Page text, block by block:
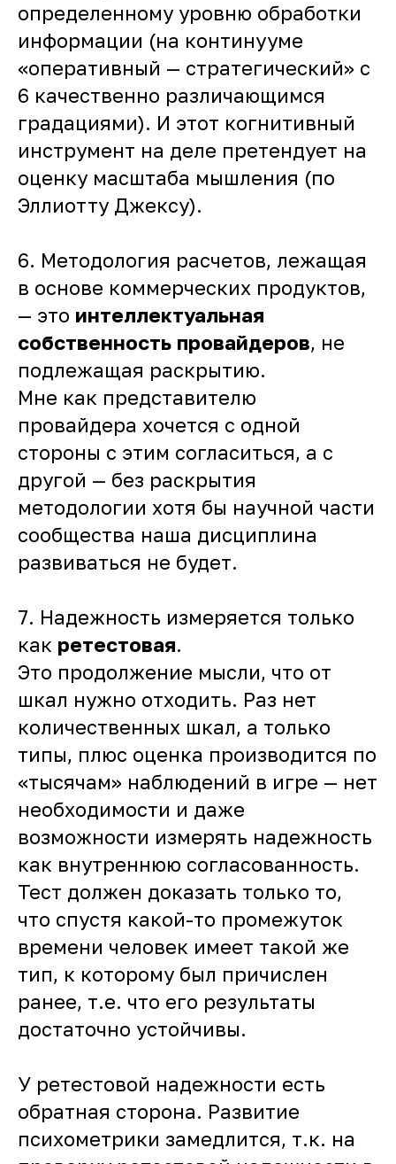
определенному уровню обработки
информации (на континууме
«оперативный — стратегический» с
6 качественно различающимся
градациями). И этот когнитивный
инструмент на деле претендует на
оценку масштаба мышления (по
Эллиотту Джексу).
6. Методология расчетов, лежащая
в основе коммерческих продуктов,
— это интеллектуальная
собственность провайдеров, не
подлежащая раскрытию.
Мне как представителю
провайдера хочется с одной
стороны с этим согласиться, а с
другой — без раскрытия
методологии хотя бы научной части
сообщества наша дисциплина
развиваться не будет.
7. Надежность измеряется только
как ретестовая.
Это продолжение мысли, что от
шкал нужно отходить. Раз нет
количественных шкал, а только
типы, плюс оценка производится по
«тысячам» наблюдений в игре — нет
необходимости и даже
возможности измерять надежность
как внутреннюю согласованность.
Тест должен доказать только то,
что спустя какой-то промежуток
времени человек имеет такой же
тип, к которому был причислен
ранее, т.е. что его результаты
достаточно устойчивы.
У ретестовой надежности есть
обратная сторона. Развитие
психометрики замедлится, т.к. на